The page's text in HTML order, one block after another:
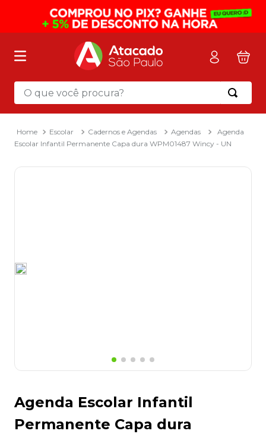
O que você procura?
Escolar Cadernos e Agendas Agendas
Agenda
Escolar Infantil Permanente Capa dura WPM01487 Wincy - UN
Agenda Escolar Infantil
Permanente Capa dura
Termos mais buscados
mochila
2º sacola
3º papel toalha
8